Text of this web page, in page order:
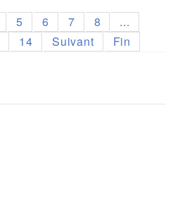
5 6 7 8
...
14 Suivant Fin